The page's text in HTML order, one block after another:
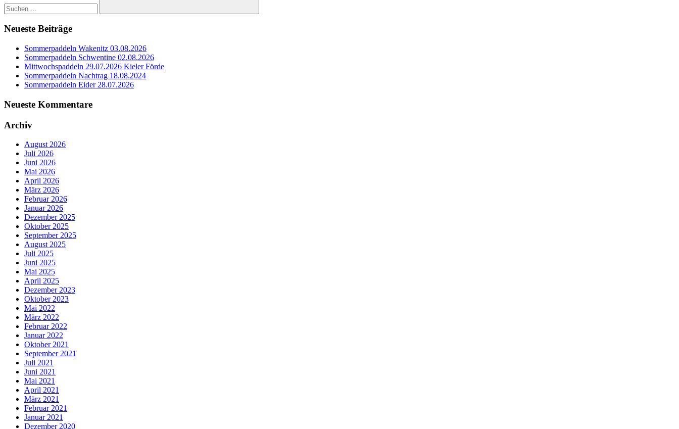
Suchen
Neueste Beiträge
Sommerpaddeln Wakenitz 03.08.2026
Sommerpaddeln Schwentine 02.08.2026
Mittwochspaddeln 29.07.2026 Kieler Förde
Sommerpaddeln Nachtrag 18.08.2024
Sommerpaddeln Eider 28.07.2026
Neueste Kommentare
Archiv
August 2026
Juli 2026
Juni 2026
Mai 2026
April 2026
März 2026
Februar 2026
Januar 2026
Dezember 2025
Oktober 2025
September 2025
August 2025
Juli 2025
Juni 2025
Mai 2025
April 2025
Dezember 2023
Oktober 2023
Mai 2022
März 2022
Februar 2022
Januar 2022
Oktober 2021
September 2021
Juli 2021
Juni 2021
Mai 2021
April 2021
März 2021
Februar 2021
Januar 2021
Dezember 2020